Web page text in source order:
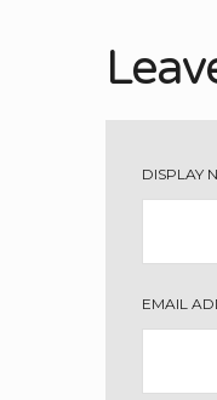
DISPLAY
EMAIL